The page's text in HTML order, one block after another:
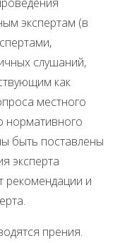
экспертам (в
слушаний,
как
местного
нормативного
быть поставлены
эксперта
рекомендации и
прения.